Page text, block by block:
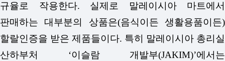
규율로 작용한다. 실제로 말레이시아 마트에서
판매하는 대부분의 상품은(음식이든 생활용품이든)
할랄인증을 받은 제품들이다. 특히 말레이시아 총리실
산하부처 ‘이슬람 개발부(JAKIM)’에서는